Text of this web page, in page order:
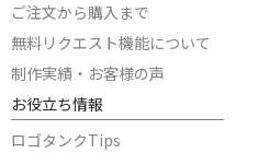
ご注文から購入まで
無料リクエスト機能について
制作実績・お客様の声
お役立ち情報
ロゴタンクTips